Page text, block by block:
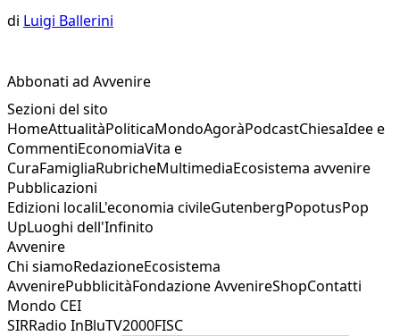
di Luigi Ballerini
Abbonati ad Avvenire
Sezioni del sito
HomeAttualitàPoliticaMondoAgoràPodcastChiesaIdee e
CommentiEconomiaVita e
CuraFamigliaRubricheMultimediaEcosistema avvenire
Pubblicazioni
Edizioni localiL'economia civileGutenbergPopotusPop
UpLuoghi dell'Infinito
Avvenire
Chi siamoRedazioneEcosistema
AvvenirePubblicitàFondazione AvvenireShopContatti
Mondo CEI
SIRRadio InBluTV2000FISC